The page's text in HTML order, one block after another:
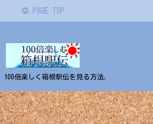
PAGE TOP
100倍楽しく箱根駅伝を見る方法.